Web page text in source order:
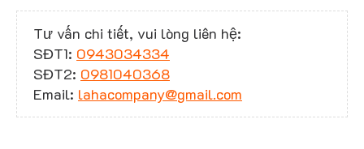
Tư vấn chi tiết, vui lòng liên hệ:
SĐT1: 0943034334
SĐT2: 0981040368
Email: lahacompany@gmail.com